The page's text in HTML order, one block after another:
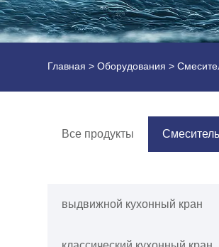
Главная > Оборудования >
Все продукты
выдвижной кухонный кран